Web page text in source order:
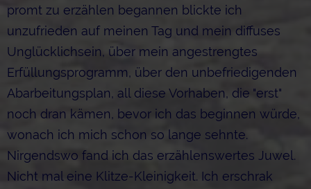
promt zu erzählen begannen blickte ich
unzufrieden auf meinen Tag und mein diffuses
Unglücklichsein, über mein angestrengtes
Erfüllungsprogramm, über den unbefriedigenden
Abarbeitungsplan, all diese Vorhaben, die "erst"
noch dran kämen, bevor ich das beginnen würde,
wonach ich mich schon so lange sehnte.
Nirgendswo fand ich das erzählenswertes Juwel.
Nicht mal eine Klitze-Kleinigkeit. Ich erschrak